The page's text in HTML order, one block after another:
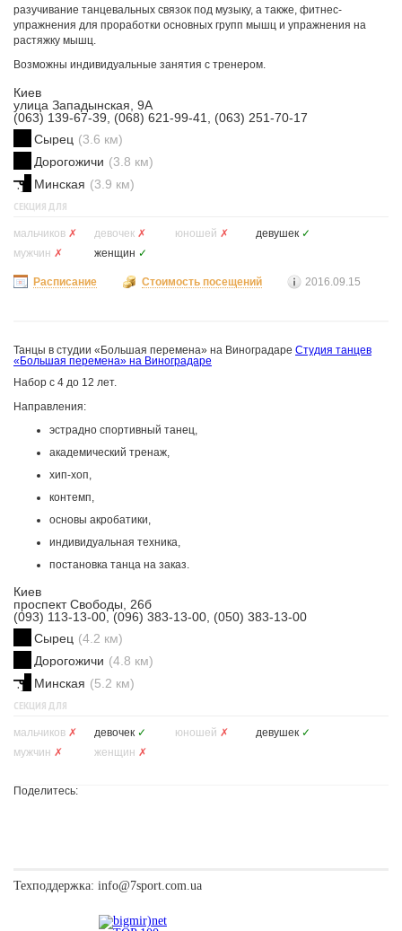
разучивание танцевальных связок под музыку, а также, фитнес-
упражнения для проработки основных групп мышц и упражнения на
растяжку мышц.
Возможны индивидуальные занятия с тренером.
Киев
улица Западынская, 9А
(063) 139-67-39, (068) 621-99-41, (063) 251-70-17
Сырец (3.6 км)
Дорогожичи (3.8 км)
Минская (3.9 км)
СЕКЦИЯ ДЛЯ
мальчиков ✗ девочек ✗ юношей ✗ девушек ✓
мужчин ✗ женщин ✓
Расписание Стоимость посещений 2016.09.15
Танцы в студии «Большая перемена» на Виноградаре Студия танцев
«Большая перемена» на Виноградаре
Набор с 4 до 12 лет.
Направления:
эстрадно спортивный танец,
академический тренаж,
хип-хоп,
контемп,
основы акробатики,
индивидуальная техника,
постановка танца на заказ.
Киев
проспект Свободы, 26б
(093) 113-13-00, (096) 383-13-00, (050) 383-13-00
Сырец (4.2 км)
Дорогожичи (4.8 км)
Минская (5.2 км)
СЕКЦИЯ ДЛЯ
мальчиков ✗ девочек ✓ юношей ✗ девушек ✓
мужчин ✗ женщин ✗
Поделитесь:
Техподдержка: info@7sport.com.ua